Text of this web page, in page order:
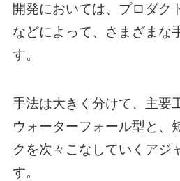
開発においては、プロダク
などによって、さまざまな
す。
手法は大きく分けて、主要
ウォーターフォール型と、
クを次々こなしていくアジ
す。